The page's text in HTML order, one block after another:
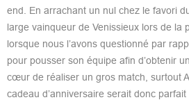
end. En arrachant un nul chez le favori
large vainqueur de Venissieux lors de la
lorsque nous l’avons questionné par
pour pousser son équipe afin d’obtenir
cœur de réaliser un gros match, surtout
cadeau d’anniversaire serait donc parfait